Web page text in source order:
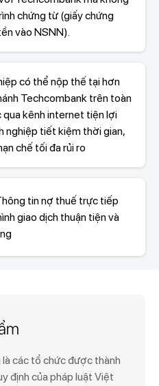
chứng từ (giấy chứng
vào NSNN).
có thể nộp thế tại hơn
Techcombank trên toàn
qua kênh internet tiện lợi
nghiệp tiết kiệm thời gian,
chế tối đa rủi ro
tin nợ thuế trực tiếp
giao dịch thuận tiện và
các tổ chức được thành
định của pháp luật Việt